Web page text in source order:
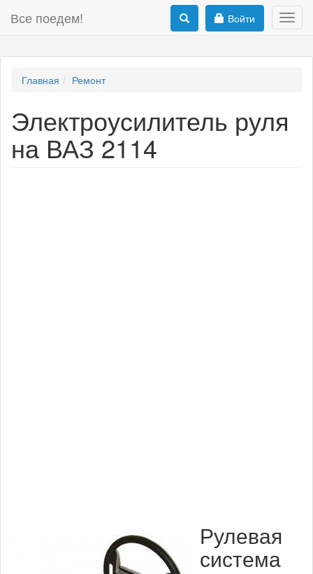
Все поедем! Войти
Главная Ремонт
Электроусилитель руля
на ВАЗ 2114
Рулевая
система